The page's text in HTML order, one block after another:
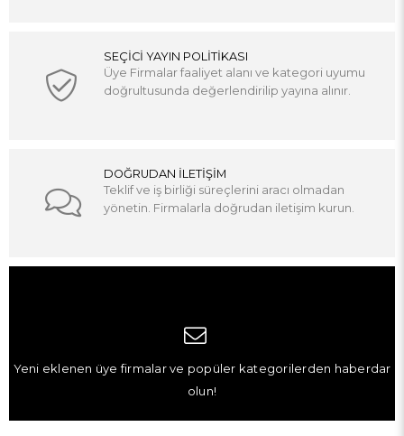
SEÇİCİ YAYIN POLİTİKASI
Üye Firmalar faaliyet alanı ve kategori uyumu
doğrultusunda değerlendirilip yayına alınır.
DOĞRUDAN İLETİŞİM
Teklif ve iş birliği süreçlerini aracı olmadan
yönetin. Firmalarla doğrudan iletişim kurun.
Yeni eklenen üye firmalar ve popüler kategorilerden haberdar
olun!